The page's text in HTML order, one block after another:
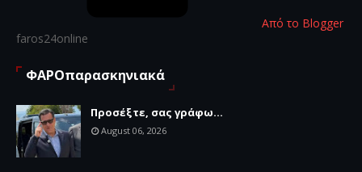
Από το Blogger
faros24online
ΦΑΡΟπαρασκηνιακά
Προσέξτε, σας γράφω...
August 06, 2026